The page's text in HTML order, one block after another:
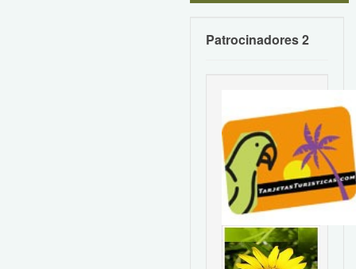
Patrocinadores 2